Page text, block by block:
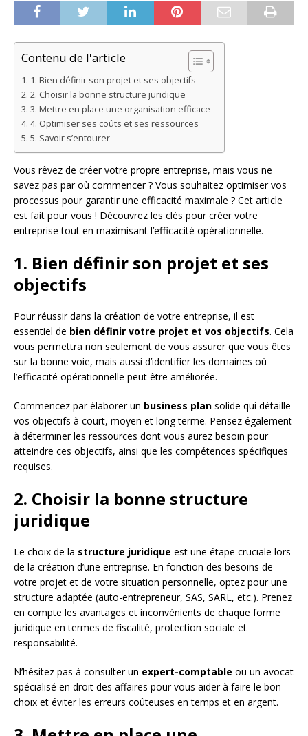
Contenu de l'article
1. Bien définir son projet et ses objectifs
2. Choisir la bonne structure juridique
3. Mettre en place une organisation efficace
4. Optimiser ses coûts et ses ressources
5. Savoir s’entourer
Vous rêvez de créer votre propre entreprise, mais vous ne
savez pas par où commencer ? Vous souhaitez optimiser vos
processus pour garantir une efficacité maximale ? Cet article
est fait pour vous ! Découvrez les clés pour créer votre
entreprise tout en maximisant l’efficacité opérationnelle.
1. Bien définir son projet et ses
objectifs
Pour réussir dans la création de votre entreprise, il est
essentiel de bien définir votre projet et vos objectifs. Cela
vous permettra non seulement de vous assurer que vous êtes
sur la bonne voie, mais aussi d’identifier les domaines où
l’efficacité opérationnelle peut être améliorée.
Commencez par élaborer un business plan solide qui détaille
vos objectifs à court, moyen et long terme. Pensez également
à déterminer les ressources dont vous aurez besoin pour
atteindre ces objectifs, ainsi que les compétences spécifiques
requises.
2. Choisir la bonne structure
juridique
Le choix de la structure juridique est une étape cruciale lors
de la création d’une entreprise. En fonction des besoins de
votre projet et de votre situation personnelle, optez pour une
structure adaptée (auto-entrepreneur, SAS, SARL, etc.). Prenez
en compte les avantages et inconvénients de chaque forme
juridique en termes de fiscalité, protection sociale et
responsabilité.
N’hésitez pas à consulter un expert-comptable ou un avocat
spécialisé en droit des affaires pour vous aider à faire le bon
choix et éviter les erreurs coûteuses en temps et en argent.